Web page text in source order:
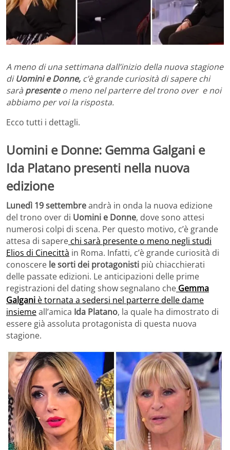
A meno di una settimana dall’inizio della nuova stagione
diUomini e Donne, c’è grande curiosità di sapere chi
sarà presenteo meno nel parterre del trono over e noi
abbiamo per voi la risposta.
Ecco tutti i dettagli.
Uomini e Donne: Gemma Galgani e
Ida Platano presenti nella nuova
edizione
Lunedì 19 settembreandrà in onda la nuova edizione
del trono over di Uomini e Donne, dove sono attesi
numerosi colpi di scena. Per questo motivo, c’è grande
attesa di sapere chi sarà presente o meno negli studi
Elios di Cinecittà in Roma. Infatti, c’è grande curiosità di
conoscere le sorti dei protagonisti più chiacchierati
delle passate edizioni. Le anticipazioni delle prime
registrazioni del dating show segnalano che Gemma
Galgani è tornata a sedersi nel parterre delle dame
insiemeall’amica Ida Platano, la quale ha dimostrato di
essere già assoluta protagonista di questa nuova
stagione.